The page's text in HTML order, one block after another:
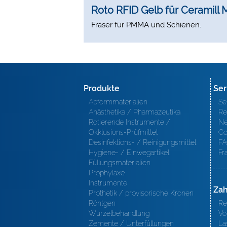
Roto RFID Gelb für Ceramill
Fräser für PMMA und Schienen.
Produkte
Abformmaterialien
Anästhetika / Pharmazeutika
Rotierende Instrumente /
Okklusions-Prüfmittel
Desinfektions- / Reinigungsmittel
Hygiene- / Einwegartikel
Füllungsmaterialien
Prophylaxe
Instrumente
Prothetik / provisorische Kronen
Röntgen
Wurzelbehandlung
Zemente / Unterfüllungen